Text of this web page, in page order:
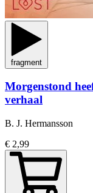
fragment
Morgenstond
verhaal
B. J. Hermansson
€ 2,99